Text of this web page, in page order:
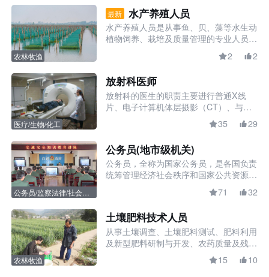
理得更加规范，还要做好游客的管家，从
游客咨询预订到入住，再到离店的点点滴
滴都要操心，把各项服务做到位。其角色
定位不仅仅限于提供住宿相关服务，更是
成为当地文化的传播者、生活的引导者。
农林牧渔
最新 水产养殖人员
水产养殖人员是从事鱼、贝、藻等水生动
植物饲养、栽培及质量管理的专业人员，
涵盖水生动物饲养工、水生植物栽培工、
水产养殖潜水工等岗位。这类人员需掌握
备等基础知识，负责养殖设施运维、水质
调控、苗种培育、生长管护、病害防控及
水产品收获加工，各岗位分别开展对应专
项作业，保障水产养殖生产有序进行。
2 2
医疗/生物/化工
放射科医师
放射科的医生的职责主要进行普通X线
片、电子计算机体层摄影（CT）、与磁
共振成像（MRI）等医学影像工作，为临
床医生提供诊断支持。现代医学提供很好
了最低，不会对健康造成太大影响，福利
待遇丰厚，每年会进行一次免费体检，享
受一月的放射假及政府的保健津贴。
教育培训：临床医学相关专业大专以上学
MRI）要有医用大型设备上岗证。
工作经验： 熟悉各器官的解剖结构，尤
其断层解剖结构，熟练掌握X线透视、拍
片，电子计算机体层摄影（CT）与磁共
振成像（MRI）等医学影像操作技巧以及
阅片技术；具有高度的责任心、良好的职
析能力、敏锐的洞察力。
35 29
公务员/监察法律/社会服
公务员(地市级机关)
公务员，全称为国家公务员，是各国负责
统筹管理经济社会秩序和国家公共资源，
维护国家法律规定贯彻执行的公职人员。
在中国，公务员是指依法履行公职、纳入
的工作人员。公务员职位按职位的性质、
特点和管理需要，划分为综合管理类、专
业技术类和行政执法类等类别。国务院根
据中华人民共和国公务员法，对于具职位
特殊性，需单独管理的，可增设其他职位
71 32
农林牧渔
土壤肥料技术人员
从事土壤调查、土壤肥料测试、肥料利用
及新型肥料研制与开发、农药质量及残留
量检测、农产品质量检测等技术工作的专
15 10